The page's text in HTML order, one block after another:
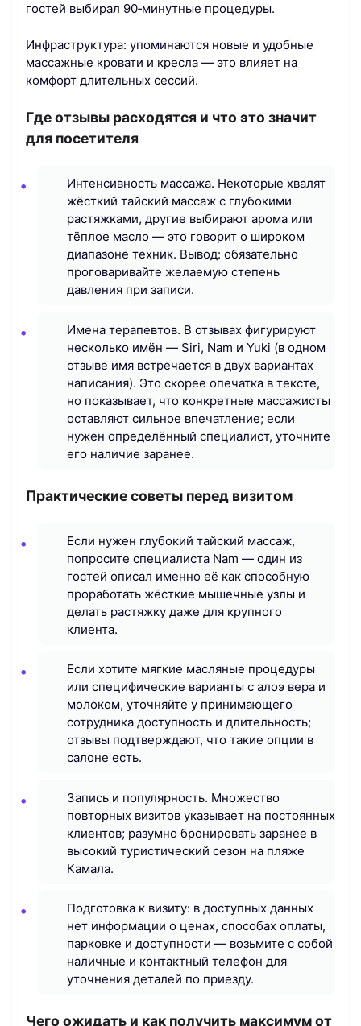
гостей выбирал 90‑минутные процедуры.
Инфраструктура: упоминаются новые и удобные
массажные кровати и кресла — это влияет на
комфорт длительных сессий.
Где отзывы расходятся и что это значит
для посетителя
Интенсивность массажа. Некоторые хвалят
жёсткий тайский массаж с глубокими
растяжками, другие выбирают арома или
тёплое масло — это говорит о широком
диапазоне техник. Вывод: обязательно
проговаривайте желаемую степень
давления при записи.
Имена терапевтов. В отзывах фигурируют
несколько имён — Siri, Nam и Yuki (в одном
отзыве имя встречается в двух вариантах
написания). Это скорее опечатка в тексте,
но показывает, что конкретные массажисты
оставляют сильное впечатление; если
нужен определённый специалист, уточните
его наличие заранее.
Практические советы перед визитом
Если нужен глубокий тайский массаж,
попросите специалиста Nam — один из
гостей описал именно её как способную
проработать жёсткие мышечные узлы и
делать растяжку даже для крупного
клиента.
Если хотите мягкие масляные процедуры
или специфические варианты с алоэ вера и
молоком, уточняйте у принимающего
сотрудника доступность и длительность;
отзывы подтверждают, что такие опции в
салоне есть.
Запись и популярность. Множество
повторных визитов указывает на постоянных
клиентов; разумно бронировать заранее в
высокий туристический сезон на пляже
Камала.
Подготовка к визиту: в доступных данных
нет информации о ценах, способах оплаты,
парковке и доступности — возьмите с собой
наличные и контактный телефон для
уточнения деталей по приезду.
Чего ожидать и как получить максимум от